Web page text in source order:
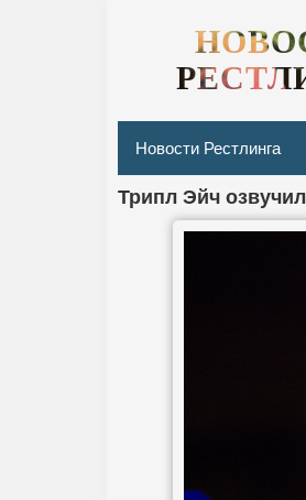
Новости Рестлинга
Трипл Эйч